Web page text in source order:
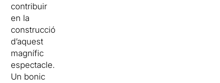
contribuir
en la
construcció
d’aquest
magnífic
espectacle.
Un bonic